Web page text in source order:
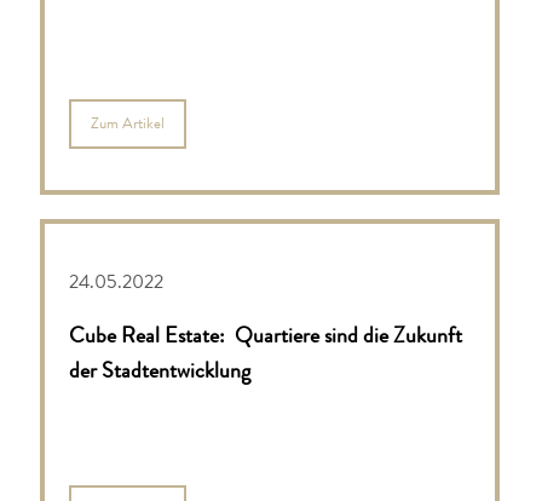
Zum Artikel
24.05.2022
Cube Real Estate: Quartiere sind die Zukunft
der Stadtentwicklung